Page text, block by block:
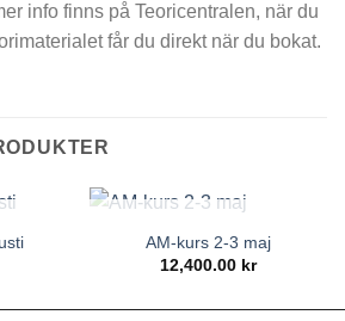
info finns på Teoricentralen, när du
får du direkt när du bokat.
SLUT I LAGER
AM-kurs 2-3 maj
12,400.00 kr